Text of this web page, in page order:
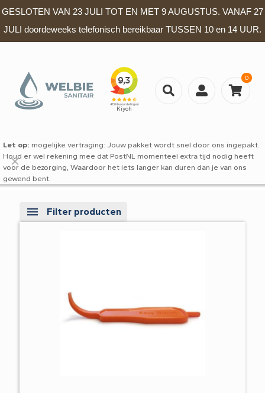
GESLOTEN VAN 23 JULI TOT EN MET 9 AUGUSTUS. VANAF 27
JULI doordeweeks telefonisch bereikbaar TUSSEN 10 en 14 UUR.
0
Let op: mogelijke vertraging: Jouw pakket wordt snel door ons ingepakt.
Houd er wel rekening mee dat PostNL momenteel extra tijd nodig heeft
voor de bezorging, Waardoor het iets langer kan duren dan je van ons
gewend bent.
✕
Filter producten